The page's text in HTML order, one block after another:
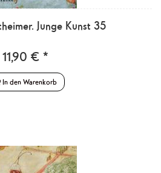
Junge Kunst 35
11,90 € *
In den Warenkorb